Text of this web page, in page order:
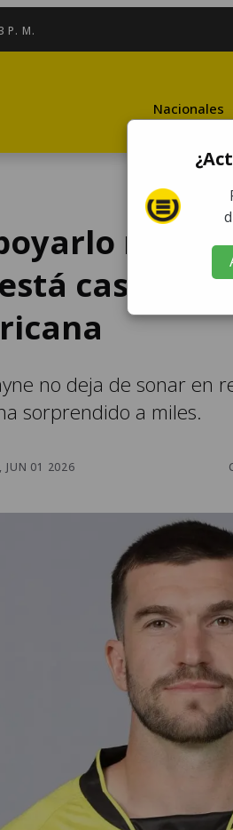
P. M.
Nacionales
más!
casado
no deja de sonar en
sorprendido a miles.
JUN 01 2026